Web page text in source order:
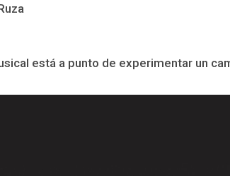
está a punto de experimentar un